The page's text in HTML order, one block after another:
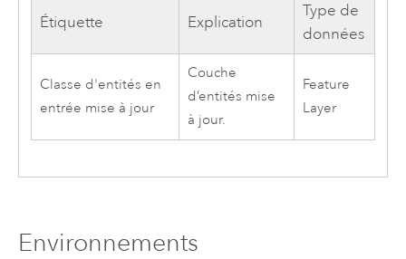
Étiquette Explication
Type de
données
Classe d'entités en
entrée mise à jour
Couche
d’entités mise
à jour.
Feature
Layer
Environnements